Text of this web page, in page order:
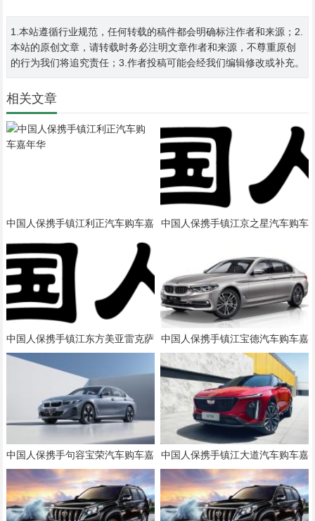
1.本站遵循行业规范，任何转载的稿件都会明确标注作者和来源；2.
本站的原创文章，请转载时务必注明文章作者和来源，不尊重原创
的行为我们将追究责任；3.作者投稿可能会经我们编辑修改或补充。
相关文章
中国人保携手镇江利正汽车购车嘉
中国人保携手镇江京之星汽车购车
中国人保携手镇江东方美亚雷克萨
斯汽车购车嘉年华
中国人保携手镇江宝德汽车购车嘉
年华
中国人保携手句容宝荣汽车购车嘉
年华
中国人保携手镇江大道汽车购车嘉
年华